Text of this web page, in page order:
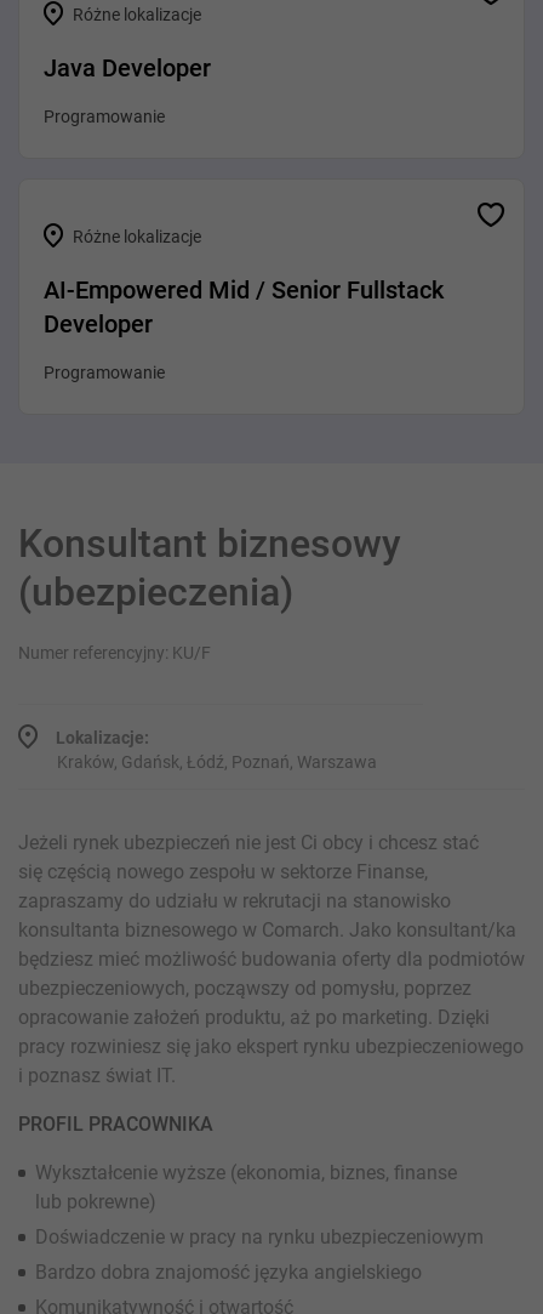
Różne lokalizacje
Java Developer
Programowanie
Różne lokalizacje
AI-Empowered Mid / Senior Fullstack
Developer
Programowanie
Konsultant biznesowy
(ubezpieczenia)
Numer referencyjny: KU/F
Lokalizacje:
Kraków, Gdańsk, Łódź, Poznań, Warszawa
Jeżeli rynek ubezpieczeń nie jest Ci obcy i chcesz stać
się częścią nowego zespołu w sektorze Finanse,
zapraszamy do udziału w rekrutacji na stanowisko
konsultanta biznesowego w Comarch. Jako konsultant/ka
będziesz mieć możliwość budowania oferty dla podmiotów
ubezpieczeniowych, począwszy od pomysłu, poprzez
opracowanie założeń produktu, aż po marketing. Dzięki
pracy rozwiniesz się jako ekspert rynku ubezpieczeniowego
i poznasz świat IT.
PROFIL PRACOWNIKA
Wykształcenie wyższe (ekonomia, biznes, finanse
lub pokrewne)
Doświadczenie w pracy na rynku ubezpieczeniowym
Bardzo dobra znajomość języka angielskiego
Komunikatywność i otwartość